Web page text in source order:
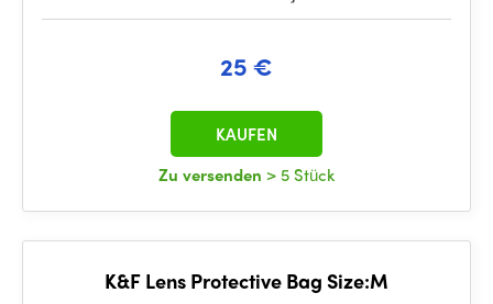
25 €
Zu versenden > 5 Stück
KAUFEN
K&F Lens Protective Bag Size:M